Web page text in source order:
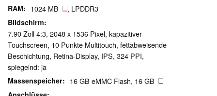
RAM 1024 MB , LPDDR3
Bildschirm
7.90 Zoll 4:3, 2048 x 1536 Pixel, kapazitiver
Touchscreen, 10 Punkte Multitouch, fettabweisende
Beschichtung, Retina-Display, IPS, 324 PPI,
spiegelnd: ja
Massenspeicher 16 GB eMMC Flash, 16 GB